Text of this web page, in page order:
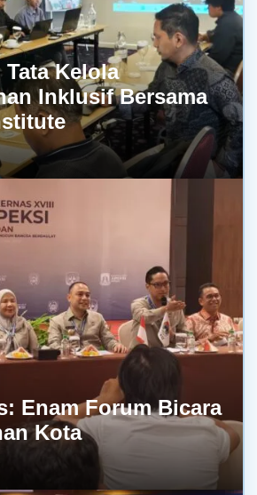
Kelola
Inklusif Bersama
Enam Forum Bicara
Kota